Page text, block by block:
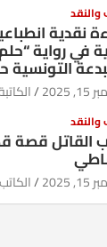
والنقد
نقدية
في رواية
التونسية
والنقد
القاتل قصة